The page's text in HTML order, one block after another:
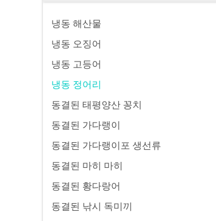
냉동 해산물
냉동 오징어
냉동 고등어
냉동 정어리
동결된 태평양산 꽁치
동결된 가다랭이
동결된 가다랭이포 생선류
동결된 마히 마히
동결된 황다랑어
동결된 낚시 독미끼